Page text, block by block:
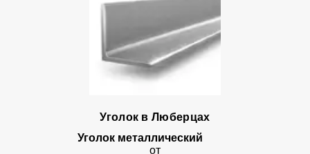
Уголок в Люберцах
Уголок металлический
от